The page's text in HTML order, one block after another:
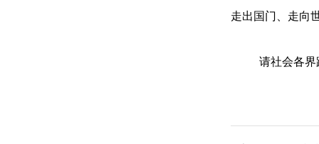
走出国门、走向
请社会各界